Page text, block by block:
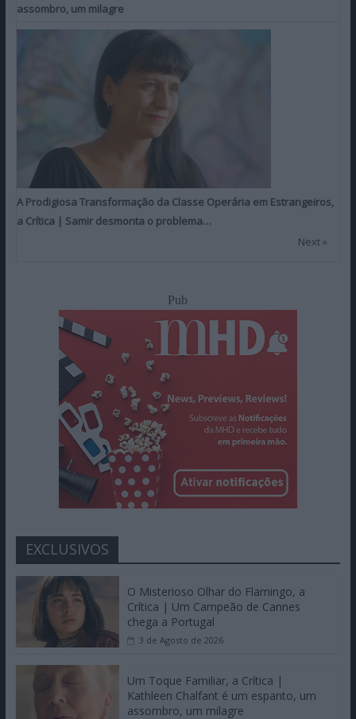
assombro, um milagre
A Prodigiosa Transformação da Classe Operária em Estrangeiros,
a Crítica | Samir desmonta o problema…
Next »
Pub
EXCLUSIVOS
O Misterioso Olhar do Flamingo, a
Crítica | Um Campeão de Cannes
chega a Portugal
3 de Agosto de 2026
Um Toque Familiar, a Crítica |
Kathleen Chalfant é um espanto, um
assombro, um milagre